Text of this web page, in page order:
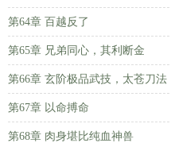
第64章 百越反了
第65章 兄弟同心，其利断金
第66章 玄阶极品武技，太苍刀法
第67章 以命搏命
第68章 肉身堪比纯血神兽